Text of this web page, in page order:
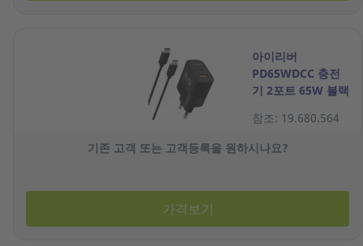
아이리버
PD65WDCC 충전
기 2포트 65W 블랙
참조: 19.680.564
기존 고객 또는 고객등록을 원하시나요?
가격보기